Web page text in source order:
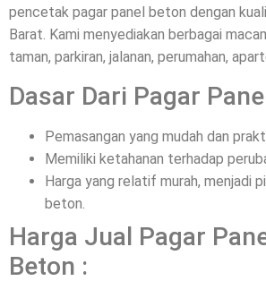
pencetak pagar panel beton dengan
Barat. Kami menyediakan berbagai
taman, parkiran, jalanan, perumahan,
Dasar Dari Pagar
Pemasangan yang mudah dan
Memiliki ketahanan terhadap
Harga yang relatif murah, menjadi
beton.
Harga Jual Pagar
Beton :